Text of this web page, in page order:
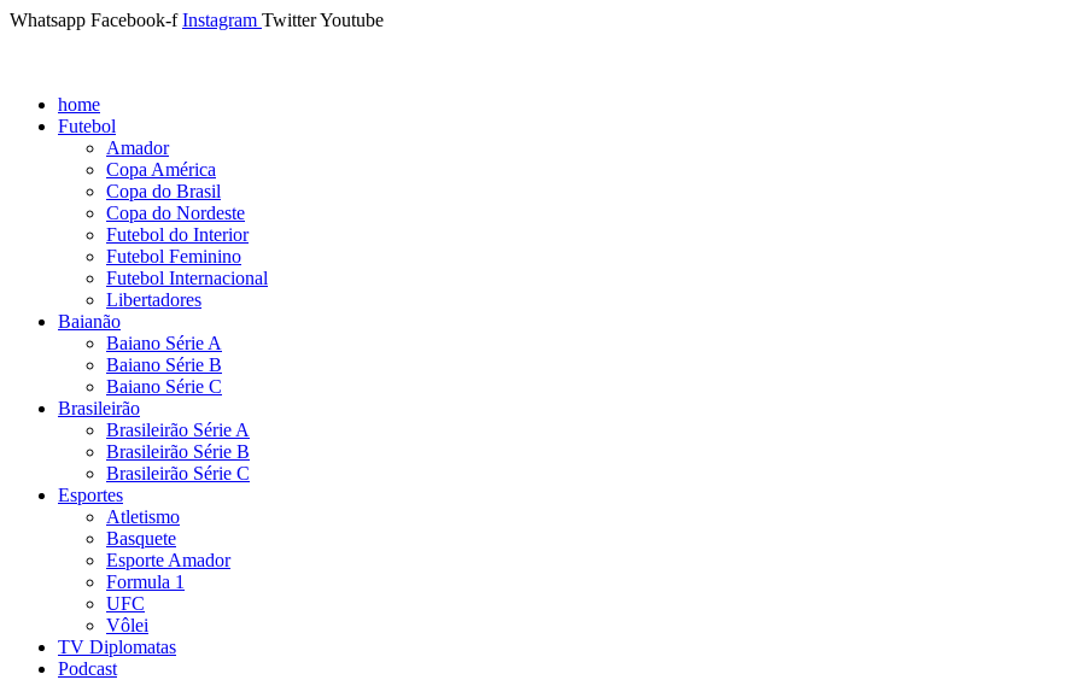
Whatsapp Facebook-f Instagram TwitterYoutube
home
Futebol
Amador
Copa América
Copa do Brasil
Copa do Nordeste
Futebol do Interior
Futebol Feminino
Futebol Internacional
Libertadores
Baianão
Baiano Série A
Baiano Série B
Baiano Série C
Brasileirão
Brasileirão Série A
Brasileirão Série B
Brasileirão Série C
Esportes
Atletismo
Basquete
Esporte Amador
Formula 1
UFC
Vôlei
TV Diplomatas
Podcast